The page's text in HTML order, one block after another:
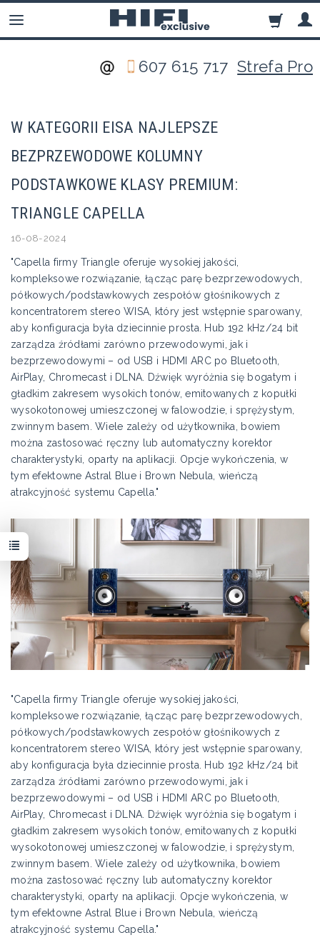
607 615 717Strefa Pro
W KATEGORII EISA NAJLEPSZE
BEZPRZEWODOWE KOLUMNY
PODSTAWKOWE KLASY PREMIUM:
TRIANGLE CAPELLA
16-08-2024
"Capella firmy Triangle oferuje wysokiej jakości,
kompleksowe rozwiązanie, łącząc parę bezprzewodowych,
półkowych/podstawkowych zespołów głośnikowych z
koncentratorem stereo WISA, który jest wstępnie sparowany,
aby konfiguracja była dziecinnie prosta. Hub 192 kHz/24 bit
zarządza źródłami zarówno przewodowymi, jak i
bezprzewodowymi – od USB i HDMI ARC po Bluetooth,
AirPlay, Chromecast i DLNA. Dźwięk wyróżnia się bogatym i
gładkim zakresem wysokich tonów, emitowanych z kopułki
wysokotonowej umieszczonej w falowodzie, i sprężystym,
zwinnym basem. Wiele zależy od użytkownika, bowiem
można zastosować ręczny lub automatyczny korektor
charakterystyki, oparty na aplikacji. Opcje wykończenia, w
tym efektowne Astral Blue i Brown Nebula, wieńczą
atrakcyjność systemu Capella."
"Capella firmy Triangle oferuje wysokiej jakości,
kompleksowe rozwiązanie, łącząc parę bezprzewodowych,
półkowych/podstawkowych zespołów głośnikowych z
koncentratorem stereo WISA, który jest wstępnie sparowany,
aby konfiguracja była dziecinnie prosta. Hub 192 kHz/24 bit
zarządza źródłami zarówno przewodowymi, jak i
bezprzewodowymi – od USB i HDMI ARC po Bluetooth,
AirPlay, Chromecast i DLNA. Dźwięk wyróżnia się bogatym i
gładkim zakresem wysokich tonów, emitowanych z kopułki
wysokotonowej umieszczonej w falowodzie, i sprężystym,
zwinnym basem. Wiele zależy od użytkownika, bowiem
można zastosować ręczny lub automatyczny korektor
charakterystyki, oparty na aplikacji. Opcje wykończenia, w
tym efektowne Astral Blue i Brown Nebula, wieńczą
atrakcyjność systemu Capella."